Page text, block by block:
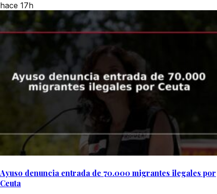
hace 17h
Ayuso denuncia entrada de 70.000 migrantes ilegales por
Ceuta